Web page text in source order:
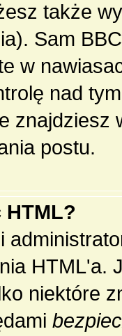
także
Sam
w
nad
postu.
HTML'a.
niektóre